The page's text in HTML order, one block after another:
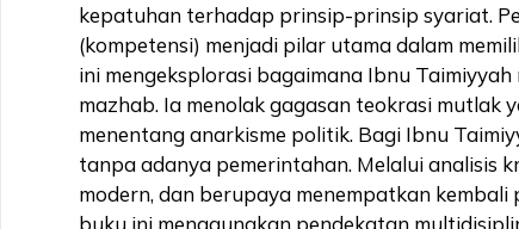
kepatuhan terhadap prinsip-prinsip syariat.
(kompetensi) menjadi pilar utama dalam
ini mengeksplorasi bagaimana Ibnu
mazhab. Ia menolak gagasan teokrasi mutlak
menentang anarkisme politik. Bagi Ibnu
tanpa adanya pemerintahan. Melalui analisis
modern, dan berupaya menempatkan
buku ini menggunakan pendekatan